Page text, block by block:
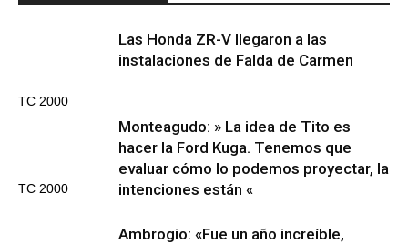
TC 2000
Las Honda ZR-V llegaron a las
instalaciones de Falda de Carmen
TC 2000
Monteagudo: » La idea de Tito es
hacer la Ford Kuga. Tenemos que
evaluar cómo lo podemos proyectar, la
intenciones están «
Ambrogio: «Fue un año increíble,